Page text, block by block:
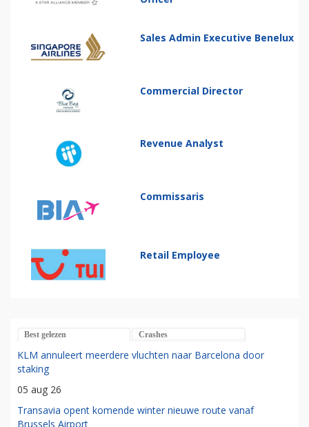
Sales Admin Executive Benelux
Commercial Director
Revenue Analyst
Commissaris
Retail Employee
Best gelezen Crashes
KLM annuleert meerdere vluchten naar Barcelona door
staking
05 aug 26
Transavia opent komende winter nieuwe route vanaf
Brussels Airport